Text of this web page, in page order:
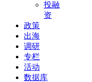
投融
资
政策
出海
调研
专栏
活动
数据库